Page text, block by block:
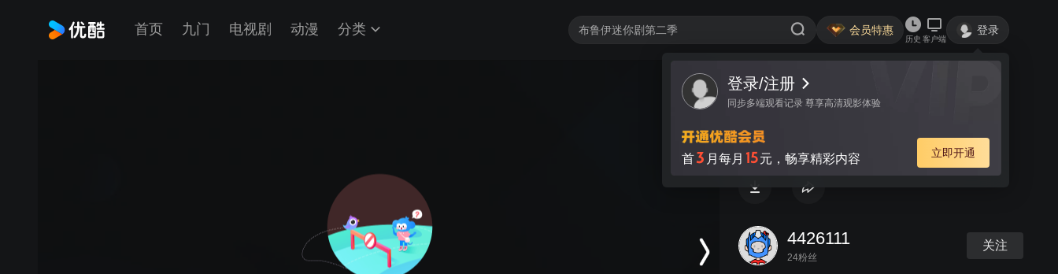
首页 九门 电视剧 动漫 分类 会员特惠
历史 客户端
登录
登录/注册
同步多端观看记录 尊享高清观影体验
首3 月每月 15元，畅享精彩内容 立即开通
视频 讨论
通用技术常用工具的介绍
4426111
24粉丝
关注